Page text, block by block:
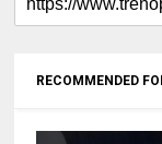
RECOMMENDED